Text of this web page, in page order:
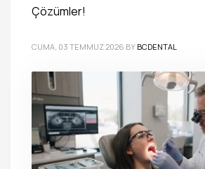
Çözümler!
CUMA, 03 TEMMUZ 2026 BY BCDENTAL